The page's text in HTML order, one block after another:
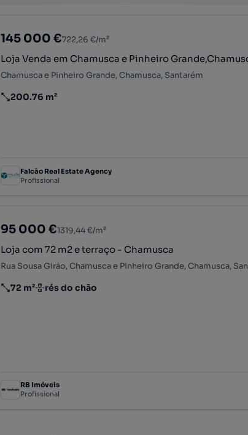
145 000 €722,26 €/m²
Loja Venda em Chamusca e Pinheiro
Chamusca e Pinheiro Grande, Chamusca, Santarém
Preço por metro quadrado
200.76 m²
Falcão Real Estate Agency
Profissional
95 000 €1319,44 €/m²
Loja com 72 m2 e terraço - Chamusca
Rua Sousa Girão, Chamusca e Pinheiro Grande, Chamusca,
Preço por metro quadrado
72 m²
Andar rés do chão
RB Imóveis
Profissional